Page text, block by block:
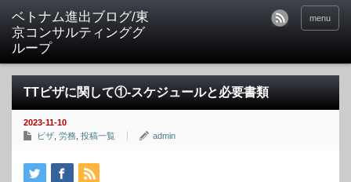
ベトナム進出ブログ/東
京コンサルティンググ
ループ
menu
TTビザに関して①‐スケジュールと必要書類
2023-11-10
ビザ 労務 投稿一覧 admin